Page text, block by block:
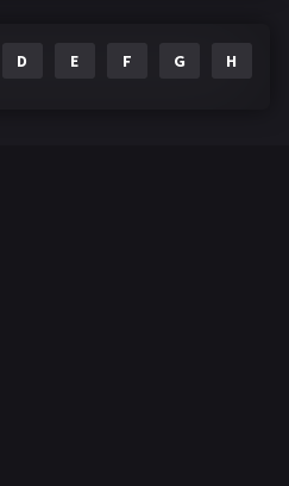
D E F G H